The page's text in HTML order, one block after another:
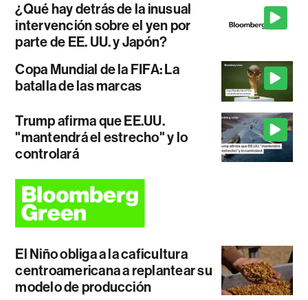
¿Qué hay detrás de la inusual
intervención sobre el yen por
parte de EE. UU. y Japón?
Copa Mundial de la FIFA: La
batalla de las marcas
Trump afirma que EE.UU.
"mantendrá el estrecho" y lo
controlará
El Niño obliga a la caficultura
centroamericana a replantear su
modelo de producción